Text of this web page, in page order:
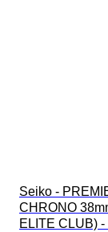
Seiko -
CHRONO
ELITE CLUB) -